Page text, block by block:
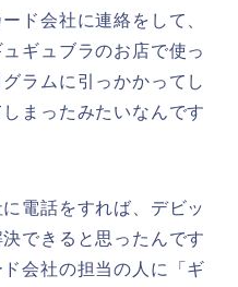
ド会社に連絡をして、
ギュブラのお店で使っ
ラムに引っかかってし
まったみたいなんです
電話をすれば、デビッ
できると思ったんです
会社の担当の人に「ギ